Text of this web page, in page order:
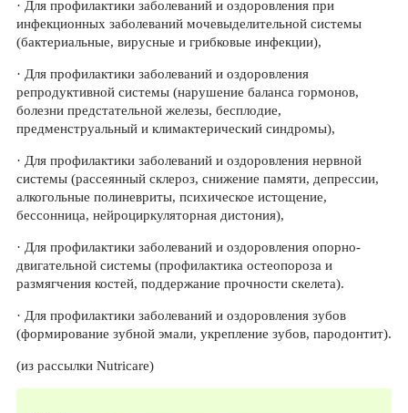
· Для профилактики заболеваний и оздоровления при
инфекционных заболеваний мочевыделительной системы
(бактериальные, вирусные и грибковые инфекции),
· Для профилактики заболеваний и оздоровления
репродуктивной системы (нарушение баланса гормонов,
болезни предстательной железы, бесплодие,
предменструальный и климактерический синдромы),
· Для профилактики заболеваний и оздоровления нервной
системы (рассеянный склероз, снижение памяти, депрессии,
алкогольные полиневриты, психическое истощение,
бессонница, нейроциркуляторная дистония),
· Для профилактики заболеваний и оздоровления опорно-
двигательной системы (профилактика остеопороза и
размягчения костей, поддержание прочности скелета).
· Для профилактики заболеваний и оздоровления зубов
(формирование зубной эмали, укрепление зубов, пародонтит).
(из рассылки Nutricare)